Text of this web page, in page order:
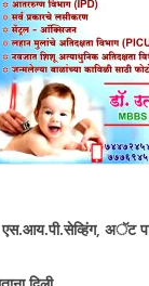
एस.आय.पी.सेव्हिंग,